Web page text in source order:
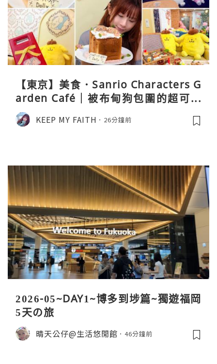
【東京】美食．Sanrio Characters G
arden Café｜被布甸狗包圍的超可愛
下午茶體驗
KEEP MY FAITH 26分鐘前
2026-05~DAY1~博多到埗篇~獨遊福岡
5天の旅
晴天公仔@生活悠閒館 46分鐘前